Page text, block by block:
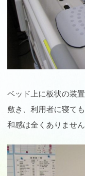
ベッド上に板状の装
敷き、利用者に寝て
和感は全くありません